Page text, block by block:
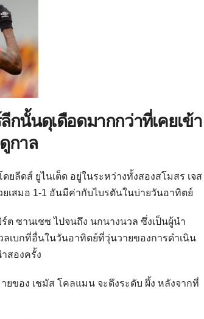
กนั้นดุเดือดมากกว่าที่เคยเข้า
กาล
ยลีดส์ ยูไนเต็ด อยู่ในระหว่างทั้งสองสโมสร เจส
สมอ 1-1 อันมีค่ากับไบรตันในบ่ายวันอาทิตย์
ต ซานเชซ ไปจนถึง นกนางนวล ซึ่งเป็นผู้นำ
เบกที่อื่นในวันอาทิตย์ที่วุ่นวายของการดำเนิน
สองครั้ง
ของ เชมัส โคลแมน จะดึงระดับ ผึ้ง หลังจากที่